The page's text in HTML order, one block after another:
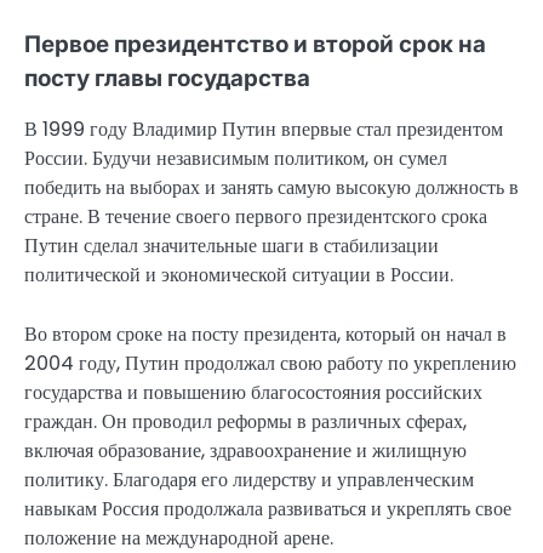
Первое президентство и второй срок на
посту главы государства
В 1999 году Владимир Путин впервые стал президентом
России. Будучи независимым политиком, он сумел
победить на выборах и занять самую высокую должность в
стране. В течение своего первого президентского срока
Путин сделал значительные шаги в стабилизации
политической и экономической ситуации в России.
Во втором сроке на посту президента, который он начал в
2004 году, Путин продолжал свою работу по укреплению
государства и повышению благосостояния российских
граждан. Он проводил реформы в различных сферах,
включая образование, здравоохранение и жилищную
политику. Благодаря его лидерству и управленческим
навыкам Россия продолжала развиваться и укреплять свое
положение на международной арене.